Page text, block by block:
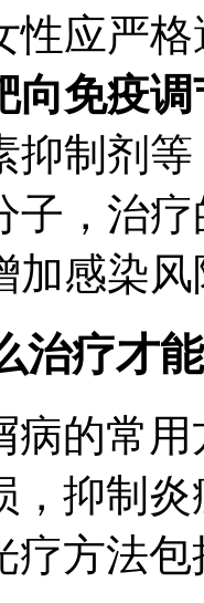
性应严
向免疫
抑制剂
子，治
加感染风
治疗才
病的常
，抑制
疗方法包